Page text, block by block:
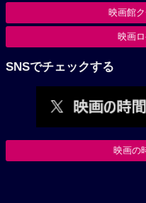
映画館
映画
SNSでチェックする
映画の